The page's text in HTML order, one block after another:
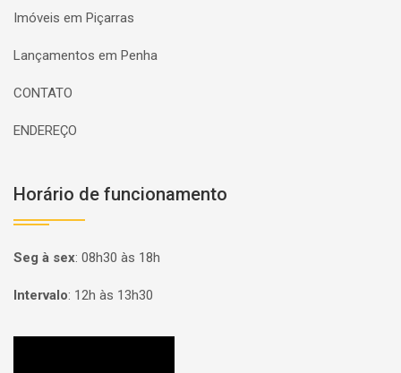
Imóveis em Piçarras
Lançamentos em Penha
CONTATO
ENDEREÇO
Horário de funcionamento
Seg à sex: 08h30 às 18h
Intervalo: 12h às 13h30